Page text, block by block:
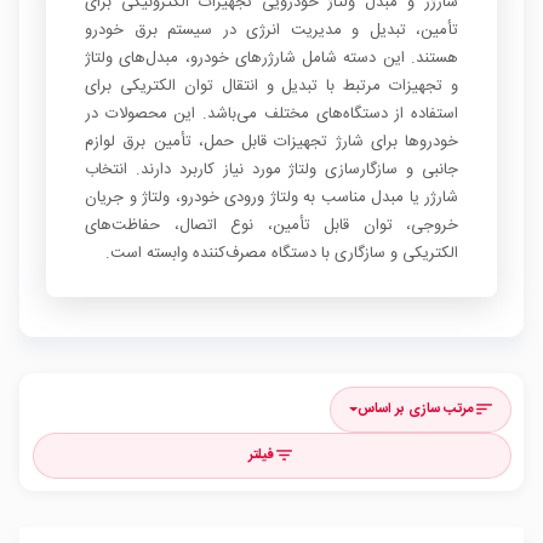
تأمین، تبدیل و مدیریت انرژی در سیستم برق خودرو
هستند. این دسته شامل شارژرهای خودرو، مبدل‌های ولتاژ
و تجهیزات مرتبط با تبدیل و انتقال توان الکتریکی برای
استفاده از دستگاه‌های مختلف می‌باشد. این محصولات در
خودروها برای شارژ تجهیزات قابل حمل، تأمین برق لوازم
جانبی و سازگارسازی ولتاژ مورد نیاز کاربرد دارند. انتخاب
شارژر یا مبدل مناسب به ولتاژ ورودی خودرو، ولتاژ و جریان
خروجی، توان قابل تأمین، نوع اتصال، حفاظت‌های
الکتریکی و سازگاری با دستگاه مصرف‌کننده وابسته است.
sortمرتب سازی بر اساس
filter_listفیلتر